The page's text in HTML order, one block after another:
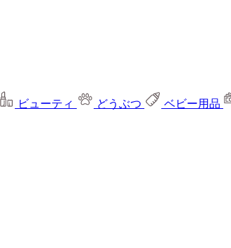
ビューティ どうぶつ ベビー用品